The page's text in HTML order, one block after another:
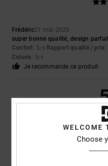
Frédéric21 mai 2026
super bonne qualité, design
Confort: 5/5 Rapport qualité / prix:
Coloris: 5/5
Je recommande ce produit
WELCOME
Choose